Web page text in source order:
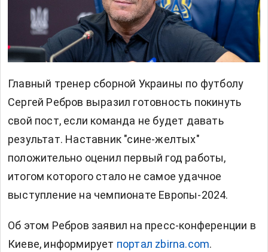
Главный тренер сборной Украины по футболу
Сергей Ребров выразил готовность покинуть
свой пост, если команда не будет давать
результат. Наставник "сине-желтых"
положительно оценил первый год работы,
итогом которого стало не самое удачное
выступление на чемпионате Европы-2024.
Об этом Ребров заявил на пресс-конференции в
Киеве, информирует портал zbirna.com.